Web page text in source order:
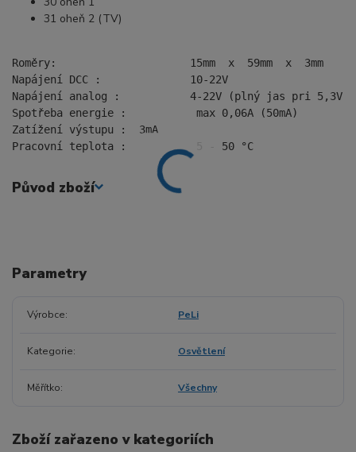
31 oheň 2 (TV)
Roměry:                     15mm  x  59mm  x  3mm
Napájení DCC :              10-22V
Napájení analog :           4-22V (plný jas pri 5,3V)
Spotřeba energie :           max 0,06A (50mA)
Zatížení výstupu :  3mA
Pracovní teplota :           5 - 50 °C
Původ zboží
Parametry
Výrobce PeLi
Kategorie Osvětlení
Měřítko Všechny
Zboží zařazeno v kategoriích